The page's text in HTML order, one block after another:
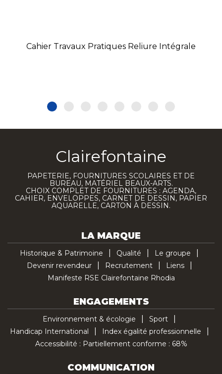
Cahier Travaux Pratiques Reliure Intégrale
Clairefontaine
PAPETERIE, FOURNITURES SCOLAIRES ET DE
BUREAU, MATÉRIEL BEAUX-ARTS.
CHOIX COMPLET DE FOURNITURES : AGENDA,
CAHIER, ENVELOPPES, CARNET DE DESSIN, PAPIER
AQUARELLE, CARTON À DESSIN.
LA MARQUE
Historique & Patrimoine Qualité
Le groupe
Devenir revendeur
Recrutement
Liens
Manifeste RSE Clairefontaine Rhodia
ENGAGEMENTS
Environnement & écologie
Sport
Handicap International
Index égalité professionnelle
Accessibilité : Partiellement conforme : 68%
COMMUNICATION